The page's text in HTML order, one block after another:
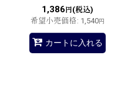
1,386 円(税込)
希望小売価格: 1,540円
カートに入れる